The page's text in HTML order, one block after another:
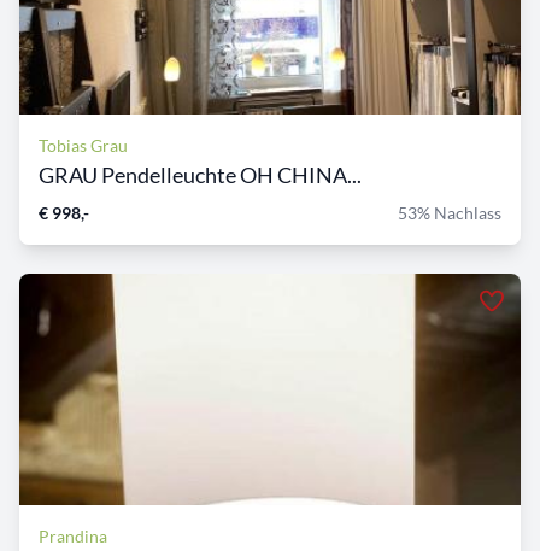
Tobias Grau
GRAU Pendelleuchte OH CHINA...
€ 998,- 53% Nachlass
Prandina